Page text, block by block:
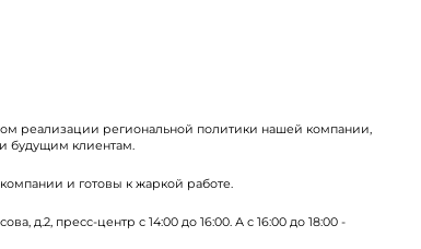
реализации региональной политики нашей компании,
будущим клиентам.
и готовы к жаркой работе.
д.2, пресс-центр с 14:00 до 16:00. А с 16:00 до 18:00 -